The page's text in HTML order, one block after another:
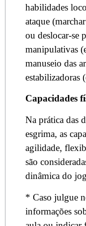
habilidades
ataque
ou deslocar-se
manipulativas
manuseio das
estabilizadoras
Capacidades
Na prática das
esgrima, as
agilidade,
são
dinâmica do
* Caso julgue
informações